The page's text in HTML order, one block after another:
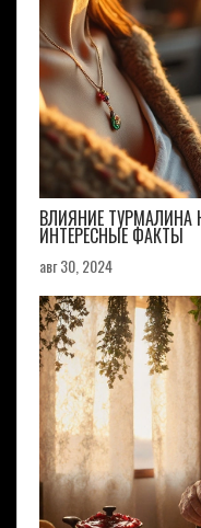
ВЛИЯНИЕ ТУРМАЛИНА
ИНТЕРЕСНЫЕ ФАКТЫ
авг 30, 2024